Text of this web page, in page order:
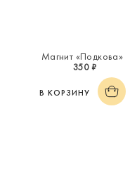
Магнит «Подкова»
350 ₽
В КОРЗИНУ